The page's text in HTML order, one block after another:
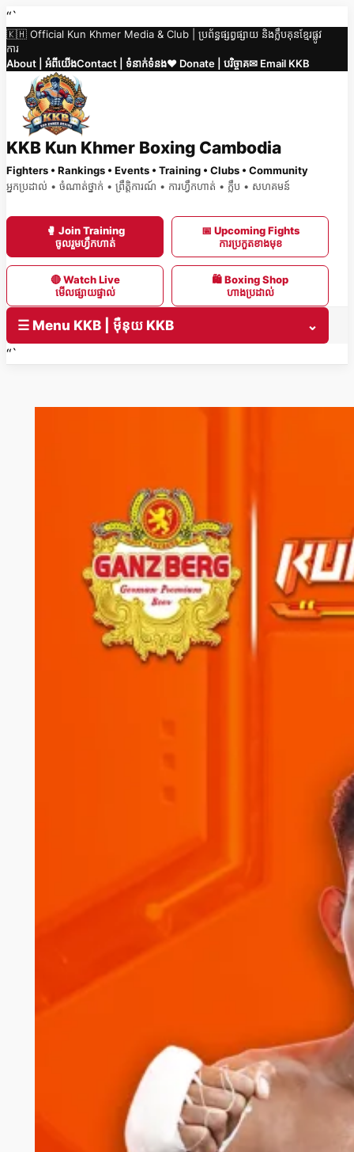
Skip
to
content
“`
🇰🇭 Official Kun Khmer Media & Club | ប្រព័ន្ធផ្សព្វផ្សាយ និងក្លឹបគុនខ្មែរផ្លូវ
ការ
About | អំពីយើងContact | ទំនាក់ទំនង❤️ Donate | បរិច្ចាគ✉ Email KKB
KKB Kun Khmer Boxing Cambodia
Fighters • Rankings • Events • Training • Clubs • Community
អ្នកប្រដាល់ • ចំណាត់ថ្នាក់ • ព្រឹត្តិការណ៍ • ការហ្វឹកហាត់ • ក្លឹប • សហគមន៍
🥊 Join Training
ចូលរួមហ្វឹកហាត់
📅 Upcoming Fights
ការប្រកួតខាងមុខ
🔴 Watch Live
មើលផ្សាយផ្ទាល់
🛍 Boxing Shop
ហាងប្រដាល់
☰ Menu KKB | ម៉ឺនុយ KKB
⌄
“`